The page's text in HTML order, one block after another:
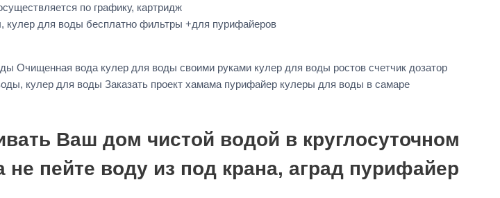
по графику, картридж
кулер для воды бесплатно фильтры +для пурифайеров
Очищенная вода кулер для воды своими руками кулер для воды ростов счетчик дозатор
кулер для воды Заказать проект хамама пурифайер кулеры для воды в самаре
Ваш дом чистой водой в круглосуточном
пейте воду из под крана, аград пурифайер